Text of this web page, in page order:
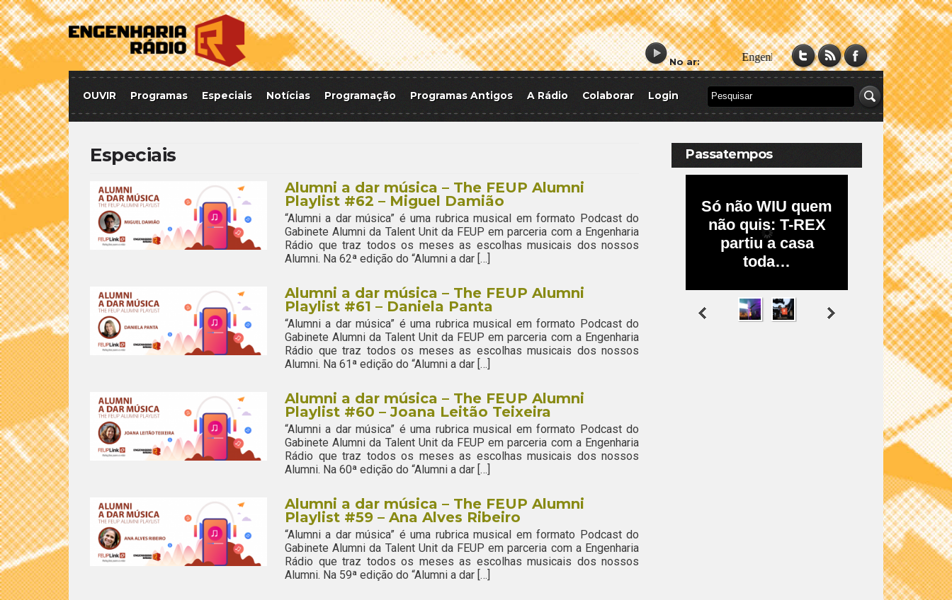
No ar:
OUVIR Programas Especiais Notícias Programação Programas Antigos A Rádio Colaborar Login
Especiais
Alumni a dar música – The FEUP Alumni
Playlist #62 – Miguel Damião
“Alumni a dar música” é uma rubrica musical em formato Podcast do
Gabinete Alumni da Talent Unit da FEUP em parceria com a Engenharia
Rádio que traz todos os meses as escolhas musicais dos nossos
Alumni. Na 62ª edição do “Alumni a dar […]
Alumni a dar música – The FEUP Alumni
Playlist #61 – Daniela Panta
“Alumni a dar música” é uma rubrica musical em formato Podcast do
Gabinete Alumni da Talent Unit da FEUP em parceria com a Engenharia
Rádio que traz todos os meses as escolhas musicais dos nossos
Alumni. Na 61ª edição do “Alumni a dar […]
Alumni a dar música – The FEUP Alumni
Playlist #60 – Joana Leitão Teixeira
“Alumni a dar música” é uma rubrica musical em formato Podcast do
Gabinete Alumni da Talent Unit da FEUP em parceria com a Engenharia
Rádio que traz todos os meses as escolhas musicais dos nossos
Alumni. Na 60ª edição do “Alumni a dar […]
Alumni a dar música – The FEUP Alumni
Playlist #59 – Ana Alves Ribeiro
“Alumni a dar música” é uma rubrica musical em formato Podcast do
Gabinete Alumni da Talent Unit da FEUP em parceria com a Engenharia
Rádio que traz todos os meses as escolhas musicais dos nossos
Alumni. Na 59ª edição do “Alumni a dar […]
Passatempos